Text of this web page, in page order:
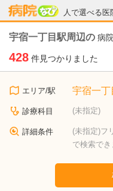
人で選べる医
病院なび
宇宿一丁目駅周辺の 病
428 件見つかりました
エリア/駅 宇宿一丁
診療科目 (未指定)
詳細条件
(未指定)フ
で検索でき